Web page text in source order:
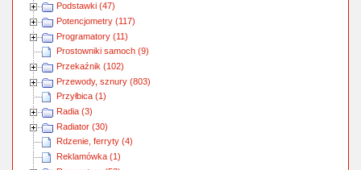
Podstawki (47)
Potencjometry (117)
Programatory (11)
Prostowniki samoch (9)
Przekaźnik (102)
Przewody, sznury (803)
Przyłbica (1)
Radia (3)
Radiator (30)
Rdzenie, ferryty (4)
Reklamówka (1)